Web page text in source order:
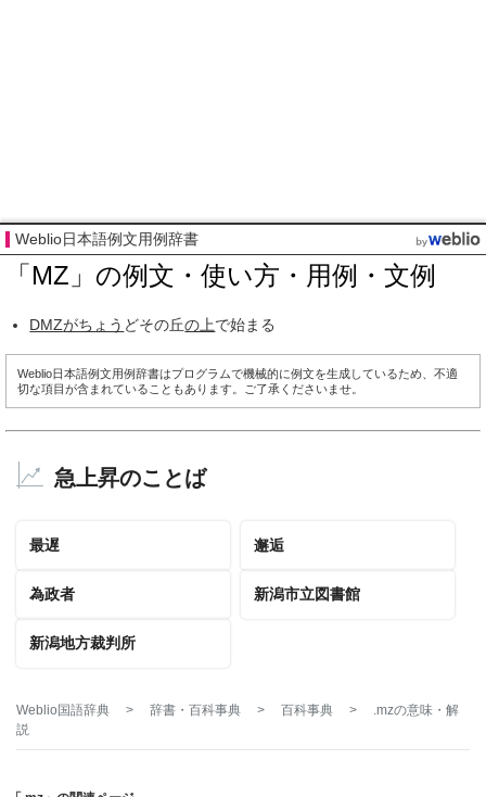
Weblio日本語例文用例辞書
「MZ」の例文・使い方・用例・文例
DMZがちょう どその丘の上で始まる
Weblio日本語例文用例辞書はプログラムで機械的に例文を生成しているため、不適
切な項目が含まれていることもあります。ご了承くださいませ。
急上昇のことば
最遅 邂逅
為政者 新潟市立図書館
新潟地方裁判所
Weblio国語辞典 > 辞書・百科事典 > 百科事典 > .mzの意味・解
説